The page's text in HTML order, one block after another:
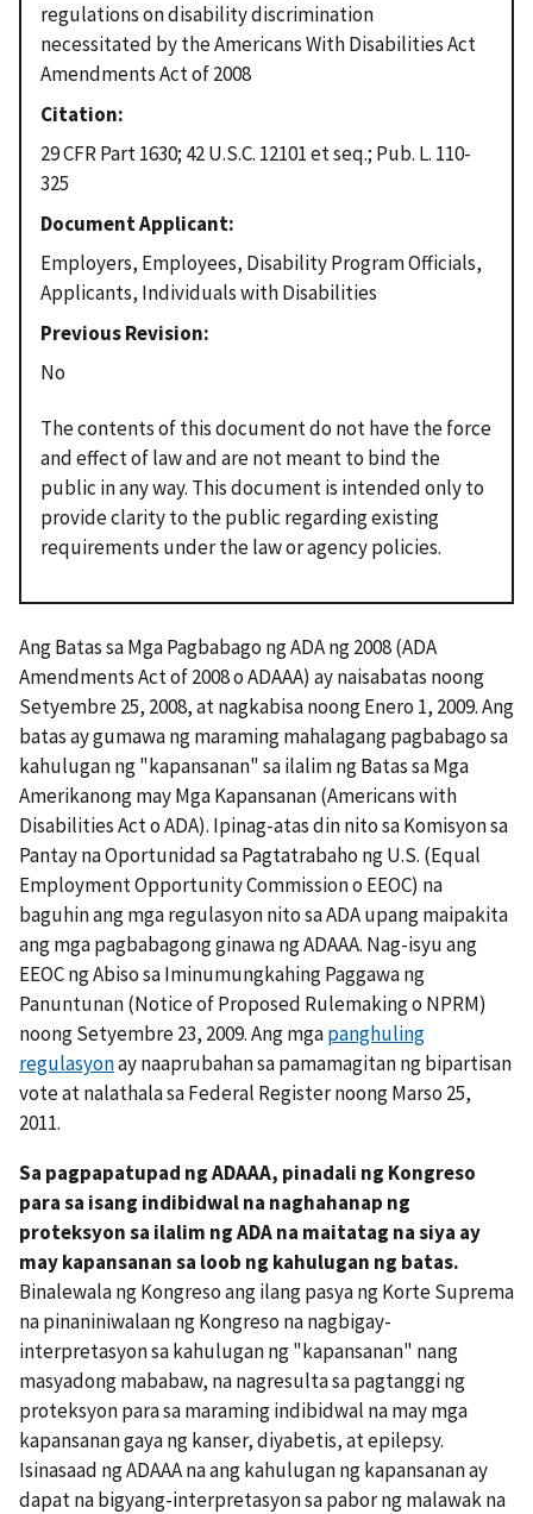
regulations on disability discrimination
necessitated by the Americans With Disabilities Act
Amendments Act of 2008
Citation
29 CFR Part 1630; 42 U.S.C. 12101 et seq.; Pub. L. 110-
325
Document Applicant
Employers, Employees, Disability Program Officials,
Applicants, Individuals with Disabilities
Previous Revision
No
The contents of this document do not have the force
and effect of law and are not meant to bind the
public in any way. This document is intended only to
provide clarity to the public regarding existing
requirements under the law or agency policies.
Ang Batas sa Mga Pagbabago ng ADA ng 2008 (ADA
Amendments Act of 2008 o ADAAA) ay naisabatas noong
Setyembre 25, 2008, at nagkabisa noong Enero 1, 2009. Ang
batas ay gumawa ng maraming mahalagang pagbabago sa
kahulugan ng "kapansanan" sa ilalim ng Batas sa Mga
Amerikanong may Mga Kapansanan (Americans with
Disabilities Act o ADA). Ipinag-atas din nito sa Komisyon sa
Pantay na Oportunidad sa Pagtatrabaho ng U.S. (Equal
Employment Opportunity Commission o EEOC) na
baguhin ang mga regulasyon nito sa ADA upang maipakita
ang mga pagbabagong ginawa ng ADAAA. Nag-isyu ang
EEOC ng Abiso sa Iminumungkahing Paggawa ng
Panuntunan (Notice of Proposed Rulemaking o NPRM)
noong Setyembre 23, 2009. Ang mgapanghuling
regulasyonay naaprubahan sa pamamagitan ng bipartisan
vote at nalathala sa Federal Register noong Marso 25,
2011.
Sa pagpapatupad ng ADAAA, pinadali ng Kongreso
para sa isang indibidwal na naghahanap ng
proteksyon sa ilalim ng ADA na maitatag na siya ay
may kapansanan sa loob ng kahulugan ng batas.
Binalewala ng Kongreso ang ilang pasya ng Korte Suprema
na pinaniniwalaan ng Kongreso na nagbigay-
interpretasyon sa kahulugan ng "kapansanan" nang
masyadong mababaw, na nagresulta sa pagtanggi ng
proteksyon para sa maraming indibidwal na may mga
kapansanan gaya ng kanser, diyabetis, at epilepsy.
Isinasaad ng ADAAA na ang kahulugan ng kapansanan ay
dapat na bigyang-interpretasyon sa pabor ng malawak na